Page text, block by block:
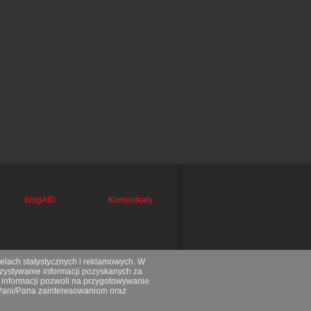
blogAID Komunikaty
statystycznych i reklamowych. W
informacji pozyskanych za
pozwoli na przygotowywanie
Pana zainteresowaniom oraz